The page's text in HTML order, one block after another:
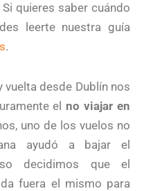
quieres saber cuándo
leerte nuestra guía
.
vuelta desde Dublín nos
el no viajar en
uno de los vuelos no
ayudó a bajar el
decidimos que el
fuera el mismo para